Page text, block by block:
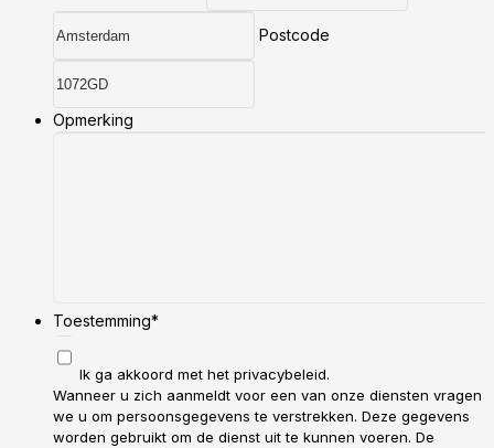
Postcode
Opmerking
Toestemming*
Ik ga akkoord met het privacybeleid.
Wanneer u zich aanmeldt voor een van onze diensten vragen
we u om persoonsgegevens te verstrekken. Deze gegevens
worden gebruikt om de dienst uit te kunnen voeren. De